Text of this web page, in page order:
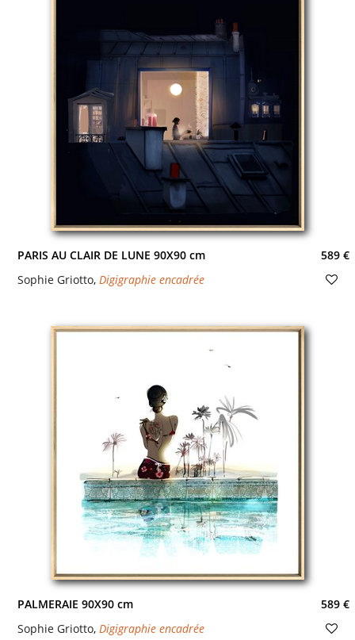
PARIS AU CLAIR DE LUNE 90X90 cm
589 €
Sophie Griotto, Digigraphie encadrée
PALMERAIE 90X90 cm
589 €
Sophie Griotto, Digigraphie encadrée